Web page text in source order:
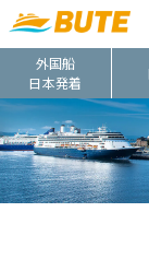
外国船
日本発着